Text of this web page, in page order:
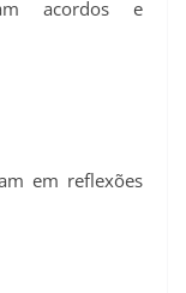
acordos e
em reflexões